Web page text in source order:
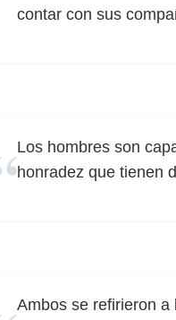
contar con sus
Los hombres son
honradez que tienen
Ambos se refirieron a